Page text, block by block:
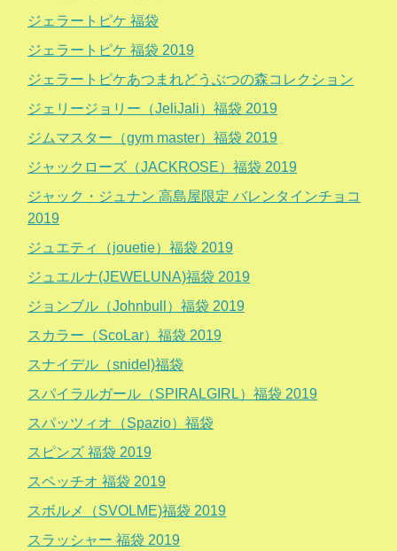
ジェラートピケ 福袋
ジェラートピケ 福袋 2019
ジェラートピケあつまれどうぶつの森コレクション
ジェリージョリー（JeliJali）福袋 2019
ジムマスター（gym master）福袋 2019
ジャックローズ（JACKROSE）福袋 2019
ジャック・ジュナン 高島屋限定 バレンタインチョコ
2019
ジュエティ（jouetie）福袋 2019
ジュエルナ(JEWELUNA)福袋 2019
ジョンブル（Johnbull）福袋 2019
スカラー（ScoLar）福袋 2019
スナイデル（snidel)福袋
スパイラルガール（SPIRALGIRL）福袋 2019
スパッツィオ（Spazio）福袋
スピンズ 福袋 2019
スペッチオ 福袋 2019
スボルメ（SVOLME)福袋 2019
スラッシャー 福袋 2019